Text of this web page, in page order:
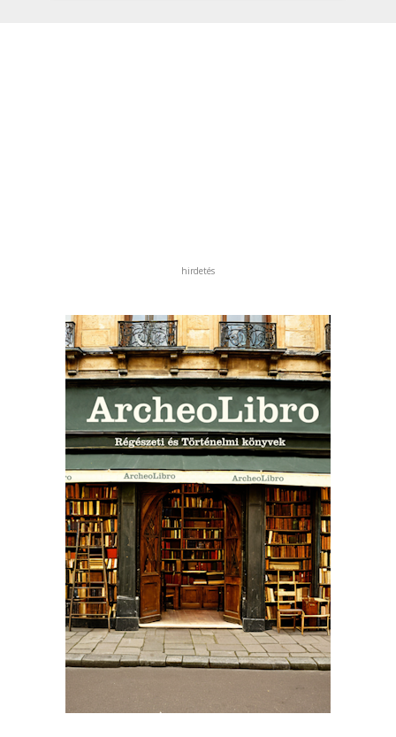
hirdetés